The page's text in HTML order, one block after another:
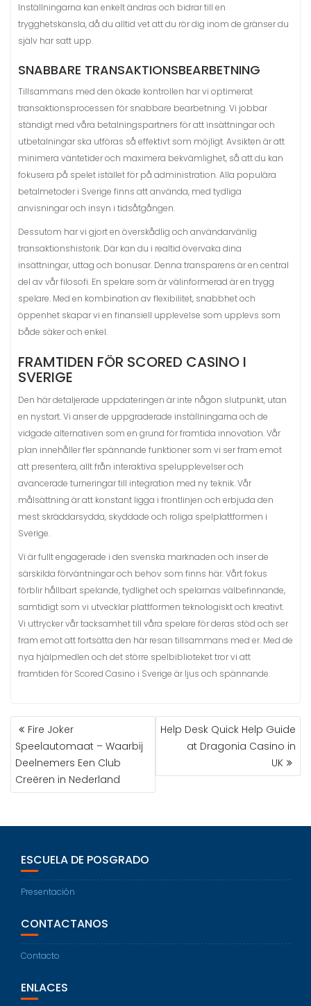
Inställningarna kan enkelt ändras och bidrar till en
trygghetskänsla, då du alltid vet att du rör dig inom de gränser du
själv har satt upp.
SNABBARE TRANSAKTIONSBEARBETNING
Tillsammans med den ökade kontrollen har vi optimerat
transaktionsprocessen för snabbare bearbetning. Vi jobbar
ständigt med våra betalningspartners för att insättningar och
utbetalningar ska utföras så effektivt som möjligt. Avsikten är att
minimera väntetider och maximera bekvämlighet, så att du kan
fokusera på spelet istället för på administration. Alla populära
betalmetoder i Sverige finns att använda, med tydliga
anvisningar och insyn i tidsåtgången.
Dessutom har vi gjort en överskådlig och användarvänlig
transaktionshistorik. Där kan du i realtid övervaka dina
insättningar, uttag och bonusar. Denna transparens är en central
del av vår filosofi. En spelare som är välinformerad är en trygg
spelare. Med en kombination av flexibilitet, snabbhet och
öppenhet skapar vi en finansiell upplevelse som upplevs som
både säker och enkel.
FRAMTIDEN FÖR SCORED CASINO I
SVERIGE
Den här detaljerade uppdateringen är inte någon slutpunkt, utan
en nystart. Vi anser de uppgraderade inställningarna och de
vidgade alternativen som en grund för framtida innovation. Vår
plan innehåller fler spännande funktioner som vi ser fram emot
att presentera, allt från interaktiva spelupplevelser och
avancerade turneringar till integration med ny teknik. Vår
målsättning är att konstant ligga i frontlinjen och erbjuda den
mest skräddarsydda, skyddade och roliga spelplattformen i
Sverige.
Vi är fullt engagerade i den svenska marknaden och inser de
särskilda förväntningar och behov som finns här. Vårt fokus
förblir hållbart spelande, tydlighet och spelarnas välbefinnande,
samtidigt som vi utvecklar plattformen teknologiskt och kreativt.
Vi uttrycker vår tacksamhet till våra spelare för deras stöd och ser
fram emot att fortsätta den här resan tillsammans med er. Med de
nya hjälpmedlen och det större spelbiblioteket tror vi att
framtiden för Scored Casino i Sverige är ljus och spännande.
Fire Joker
Speelautomaat – Waarbij
Deelnemers Een Club
Creëren in Nederland
Help Desk Quick Help Guide
at Dragonia Casino in
UK
ESCUELA DE POSGRADO
Presentación
CONTACTANOS
Contacto
ENLACES